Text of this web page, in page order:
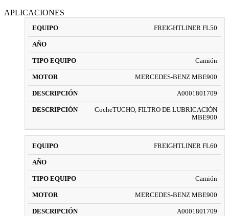
APLICACIONES
FREIGHTLINER FL50
Camión
MERCEDES-BENZ MBE900
A0001801709
CocheTUCHO, FILTRO DE LUBRICACIÓN
MBE900
FREIGHTLINER FL60
Camión
MERCEDES-BENZ MBE900
A0001801709